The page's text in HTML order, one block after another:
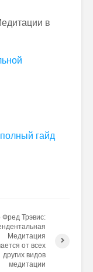
в
гайд
Фред Трэвис:
Медитация
от всех
других видов
медитации